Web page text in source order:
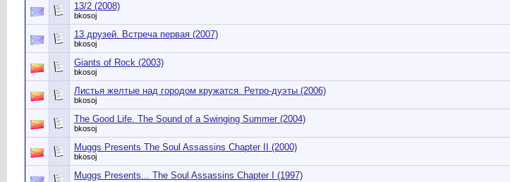
13/2 (2008)
bkosoj
13 друзей. Встреча первая (2007)
bkosoj
Giants of Rock (2003)
bkosoj
Листья желтые над городом кружатся. Ретро-дуэты (2006)
bkosoj
The Good Life. The Sound of a Swinging Summer (2004)
bkosoj
Muggs Presents The Soul Assassins Chapter II (2000)
bkosoj
Muggs Presents... The Soul Assassins Chapter I (1997)